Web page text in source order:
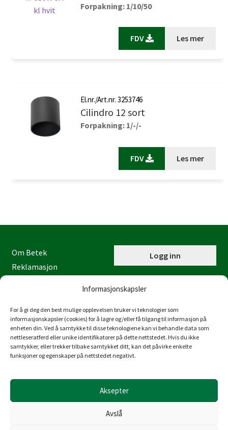
Informasjonskapsler
For å gi deg den best mulige opplevelsen bruker vi teknologier som
informasjonskapsler (cookies) for å lagre og/eller få tilgang til informasjon på
enheten din. Ved å samtykke til disse teknologiene kan vi behandle data som
nettleseratferd eller unike identifikatorer på dette nettstedet. Hvis du ikke
samtykker, eller trekker tilbake samtykket ditt, kan det påvirke enkelte
funksjoner og egenskaper på nettstedet negativt.
Aksepter
Avslå
Forpakning: 1/10/50
FDV Les mer
El.nr./Art.nr. 3253746
Cilindro 12 sort
Forpakning: 1/-/-
FDV Les mer
Logg inn
Juraveien 4
4636 Kristiansand
Tlf: 38 53 15 00
Om Betek
Reklamasjon
Personvernerklæring
Åpenhetsloven